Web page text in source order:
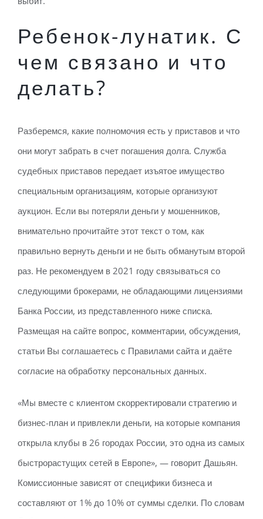
Ребенок-лунатик. С
чем связано и что
делать?
Разберемся, какие полномочия есть у приставов и что
они могут забрать в счет погашения долга. Служба
судебных приставов передает изъятое имущество
специальным организациям, которые организуют
аукцион. Если вы потеряли деньги у мошенников,
внимательно прочитайте этот текст о том, как
правильно вернуть деньги и не быть обманутым второй
раз. Не рекомендуем в 2021 году связываться со
следующими брокерами, не обладающими лицензиями
Банка России, из представленного ниже списка.
Размещая на сайте вопрос, комментарии, обсуждения,
статьи Вы соглашаетесь с Правилами сайта и даёте
согласие на обработку персональных данных.
«Мы вместе с клиентом скорректировали стратегию и
бизнес-план и привлекли деньги, на которые компания
открыла клубы в 26 городах России, это одна из самых
быстрорастущих сетей в Европе», — говорит Дашьян.
Комиссионные зависят от специфики бизнеса и
составляют от 1% до 10% от суммы сделки. По словам